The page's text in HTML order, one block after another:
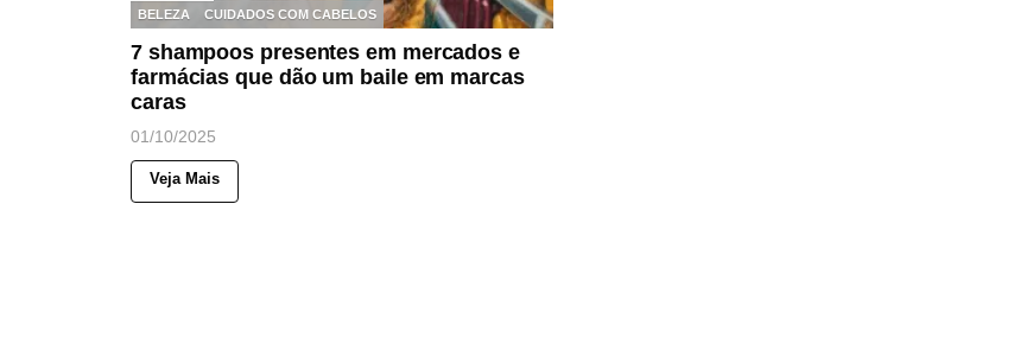
BELEZA
CUIDADOS COM CABELOS
7 shampoos presentes em mercados e
farmácias que dão um baile em marcas
caras
01/10/2025
Veja Mais